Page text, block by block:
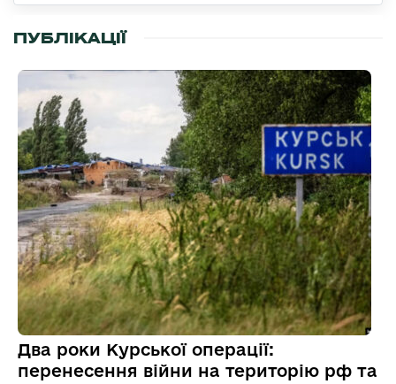
ПУБЛІКАЦІЇ
Два роки Курської операції:
перенесення війни на територію рф та